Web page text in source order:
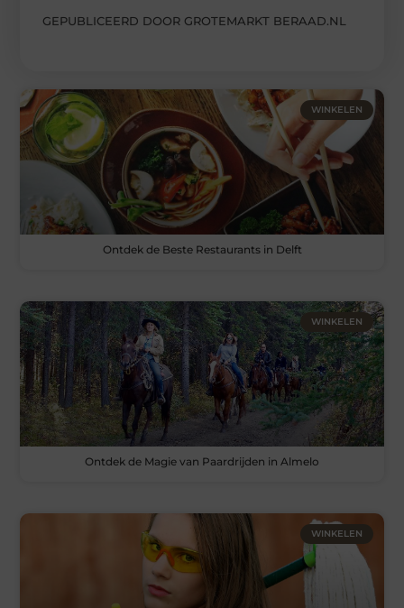
GEPUBLICEERD DOOR GROTEMARKT BERAAD.NL
WINKELEN
Ontdek de Beste Restaurants in Delft
WINKELEN
Ontdek de Magie van Paardrijden in Almelo
WINKELEN